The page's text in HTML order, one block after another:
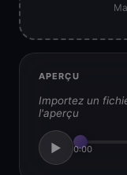
APERÇU
Importez un
l'aperçu
▶ 0:00